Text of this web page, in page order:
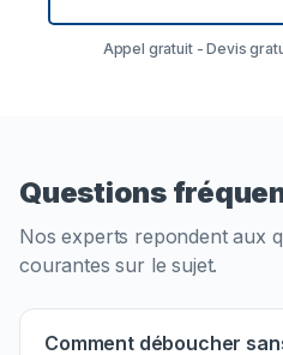
Appel gratuit - Devis
Questions
Nos experts repondent aux
courantes sur le sujet.
Comment déboucher